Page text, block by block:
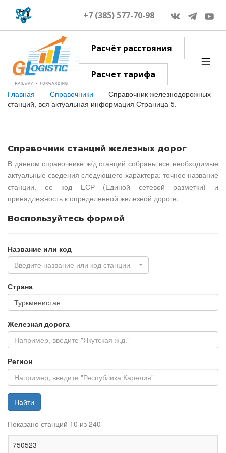
+7 (385) 577-70-98
Расчёт расстояния
Расчет тарифа
Главная Справочники
Справочник железнодорожных
станций, вся актуальная информация Страница 5.
Справочник станций железных дорог
В данном справочнике ж/д станций собраны все необходимые
актуальные сведения следующего характера: точное название
станции, ее код ЕСР (Единой сетевой разметки) и
принадлежность к определенной железной дороге.
Воспользуйтесь формой
Название или код
Введите название или код станции
Страна
Железная дорога
Регион
Найти
Показано станций 10 из 240
750523